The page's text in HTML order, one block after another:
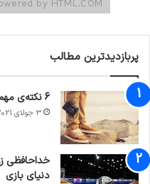
پربازدیدترین مطالب
71%
6 نکته‌ی مهم برای گرفتن عکس‌های جذاب‌تر در سفر
3 جولای 2021
خداحافظی
دنیای بازی